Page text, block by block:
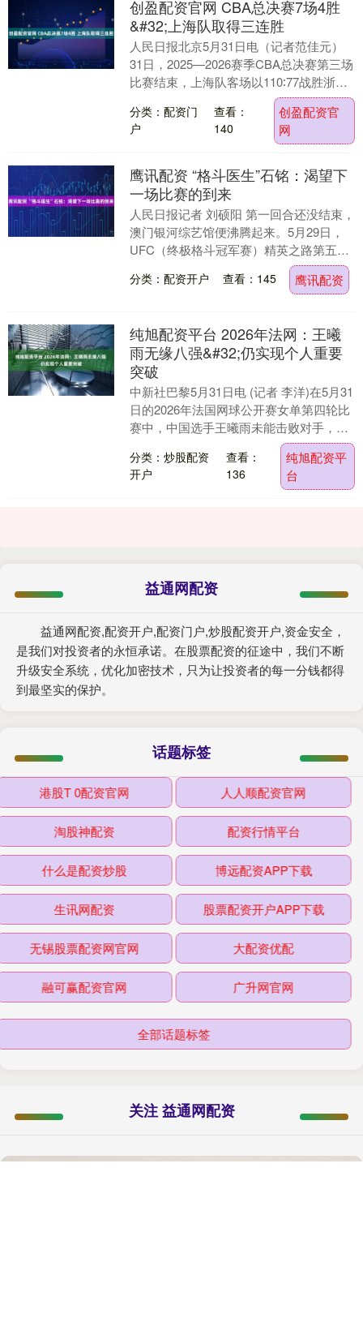
创盈配资官网 CBA总决赛7场4胜
&#32;上海队取得三连胜
人民日报北京5月31日电（记者范佳元）
31日，2025—2026赛季CBA总决赛第三场
比赛结束，上海队客场以110∶77战胜浙江
广厦队，将系列赛领先优势扩大至3....
分类：配资门
户
查看：
140
创盈配资官
网
鹰讯配资 “格斗医生”石铭：渴望下
一场比赛的到来
人民日报记者 刘硕阳 第一回合还没结束，
澳门银河综艺馆便沸腾起来。5月29日，
UFC（终极格斗冠军赛）精英之路第五季
比赛在中国澳门进行。当晚女子草量级的
头条主赛....
分类：配资开户 查看：145 鹰讯配资
纯旭配资平台 2026年法网：王曦
雨无缘八强&#32;仍实现个人重要
突破
中新社巴黎5月31日电 (记者 李洋)在5月31
日的2026年法国网球公开赛女单第四轮比
赛中，中国选手王曦雨未能击败对手，止
步16强。但她仍通过此番法网征战，实....
分类：炒股配资
开户
查看：
136
纯旭配资平
台
益通网配资
益通网配资,配资开户,配资门户,炒股配资开户,资金安全，
是我们对投资者的永恒承诺。在股票配资的征途中，我们不断
升级安全系统，优化加密技术，只为让投资者的每一分钱都得
到最坚实的保护。
话题标签
港股T 0配资官网 人人顺配资官网
淘股神配资 配资行情平台
什么是配资炒股 博远配资APP下载
生讯网配资 股票配资开户APP下载
无锡股票配资网官网 大配资优配
融可赢配资官网 广升网官网
全部话题标签
关注 益通网配资